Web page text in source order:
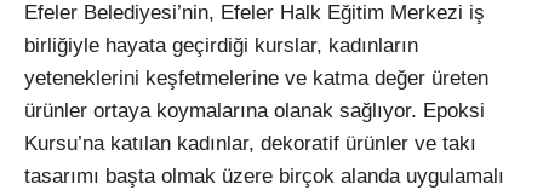
Efeler Belediyesi’nin, Efeler Halk Eğitim Merkezi iş
birliğiyle hayata geçirdiği kurslar, kadınların
yeteneklerini keşfetmelerine ve katma değer üreten
ürünler ortaya koymalarına olanak sağlıyor. Epoksi
Kursu’na katılan kadınlar, dekoratif ürünler ve takı
tasarımı başta olmak üzere birçok alanda uygulamalı